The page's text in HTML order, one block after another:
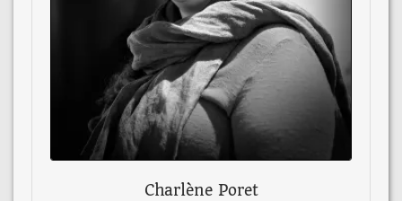
Charlène Poret